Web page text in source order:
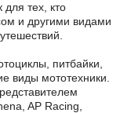
тех, кто
и другими видами
питбайки,
виды мототехники.
AP Racing,